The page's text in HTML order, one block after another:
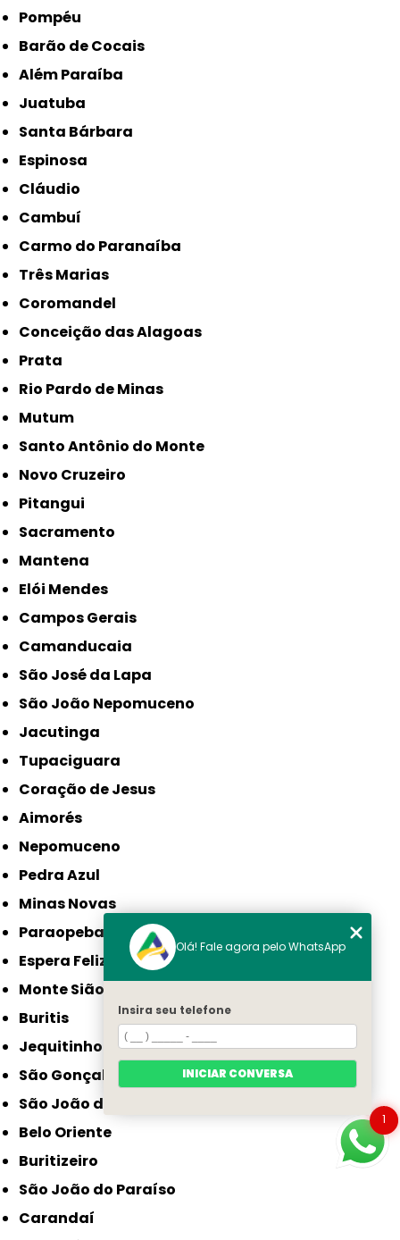
Pompéu
Barão de Cocais
Além Paraíba
Juatuba
Santa Bárbara
Espinosa
Cláudio
Cambuí
Carmo do Paranaíba
Três Marias
Coromandel
Conceição das Alagoas
Prata
Rio Pardo de Minas
Mutum
Santo Antônio do Monte
Novo Cruzeiro
Pitangui
Sacramento
Mantena
Elói Mendes
Campos Gerais
Camanducaia
São José da Lapa
São João Nepomuceno
Jacutinga
Tupaciguara
Coração de Jesus
Aimorés
Nepomuceno
Pedra Azul
Minas Novas
Paraopeba
Espera Feliz
Monte Sião
Buritis
Jequitinhonha
São Gonçalo do Sapucaí
São João da Ponte
Belo Oriente
Buritizeiro
São João do Paraíso
Carandaí
1
Olá! Fale agora pelo WhatsApp
Insira seu telefone
INICIAR CONVERSA